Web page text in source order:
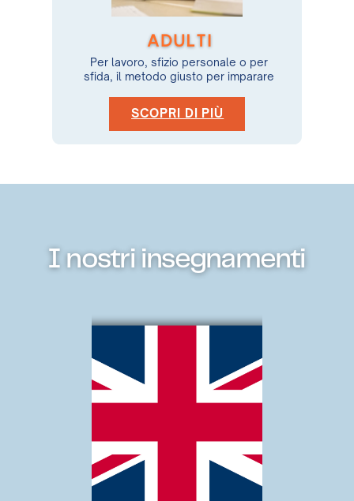
ADULTI
Per lavoro, sfizio personale o per
sfida, il metodo giusto per imparare
SCOPRI DI PIÙ
I nostri insegnamenti